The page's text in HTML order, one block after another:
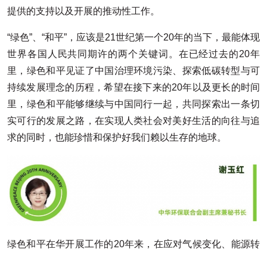
提供的支持以及开展的推动性工作。
“绿色”、“和平”，应该是21世纪第一个20年的当下，最能体现
世界各国人民共同期许的两个关键词。在已经过去的20年
里，绿色和平见证了中国治理环境污染、探索低碳转型与可
持续发展理念的历程，希望在接下来的20年以及更长的时间
里，绿色和平能够继续与中国同行一起，共同探索出一条切
实可行的发展之路，在实现人类社会对美好生活的向往与追
求的同时，也能珍惜和保护好我们赖以生存的地球。
绿色和平在华开展工作的20年来，在应对气候变化、能源转